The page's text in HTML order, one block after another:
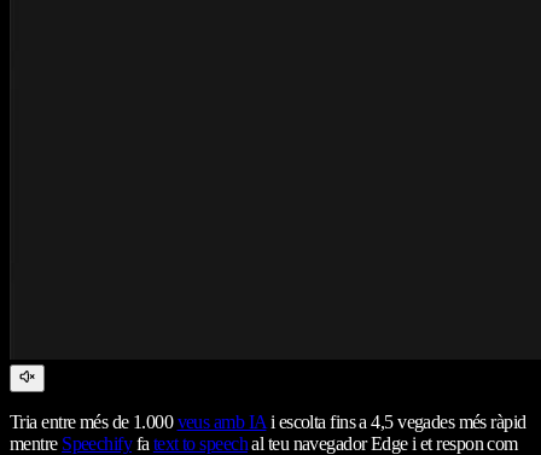
Tria entre més de 1.000veus amb IA i escolta fins a 4,5 vegades més ràpid
mentre Speechifyfa text to speechal teu navegador Edge i et respon com